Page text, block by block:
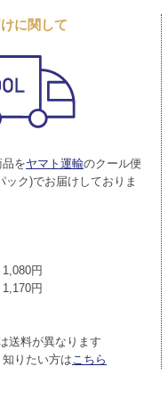
に関して
をヤマト運輸のクール便
ック)でお届けしておりま
円
円
送料が異なります
りたい方はこちら